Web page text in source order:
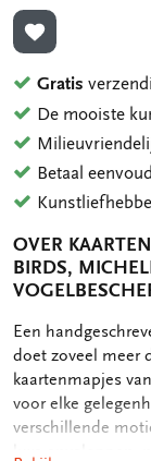
TOEVOEGEN
Gratis
De mooiste
Betaal
OVER
BIRDS,
OMSCHRIJVING
Een
doet zoveel meer
kaartenmapjes
voor elke
verschillende